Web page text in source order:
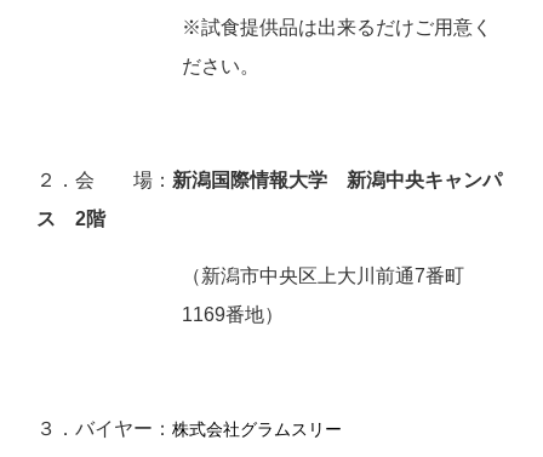
※試食提供品は出来るだけご用意く
ださい。
２．会 場： 新潟国際情報大学 新潟中央キャンパ
ス 2階
（新潟市中央区上大川前通7番町
1169番地）
３．バイヤー： 株式会社グラムスリー